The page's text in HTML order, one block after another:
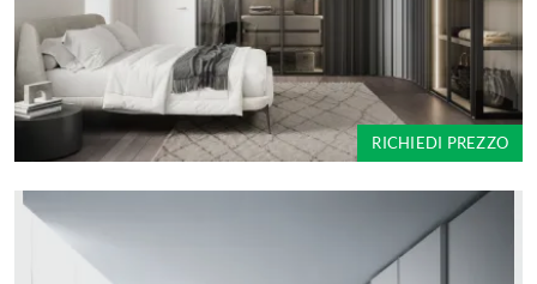
RICHIEDI PREZZO